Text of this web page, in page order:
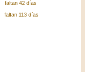
faltan 42 días
faltan 113 días